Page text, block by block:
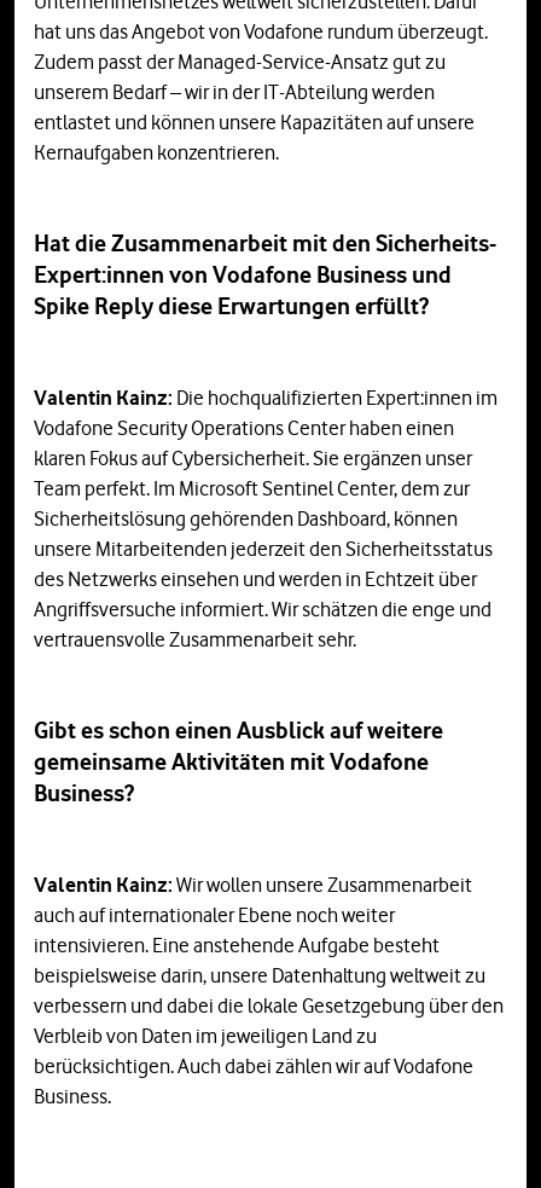
hat uns das Angebot von Vodafone rundum überzeugt.
Zudem passt der Managed-Service-Ansatz gut zu
unserem Bedarf – wir in der IT-Abteilung werden
entlastet und können unsere Kapazitäten auf unsere
Kernaufgaben konzentrieren.
Hat die Zusammenarbeit mit den Sicherheits-
Expert:innen von Vodafone Business und
Spike Reply diese Erwartungen erfüllt?
Valentin Kainz: Die hochqualifizierten Expert:innen im
Vodafone Security Operations Center haben einen
klaren Fokus auf Cybersicherheit. Sie ergänzen unser
Team perfekt. Im Microsoft Sentinel Center, dem zur
Sicherheitslösung gehörenden Dashboard, können
unsere Mitarbeitenden jederzeit den Sicherheitsstatus
des Netzwerks einsehen und werden in Echtzeit über
Angriffsversuche informiert. Wir schätzen die enge und
vertrauensvolle Zusammenarbeit sehr.
Gibt es schon einen Ausblick auf weitere
gemeinsame Aktivitäten mit Vodafone
Business?
Valentin Kainz: Wir wollen unsere Zusammenarbeit
auch auf internationaler Ebene noch weiter
intensivieren. Eine anstehende Aufgabe besteht
beispielsweise darin, unsere Datenhaltung weltweit zu
verbessern und dabei die lokale Gesetzgebung über den
Verbleib von Daten im jeweiligen Land zu
berücksichtigen. Auch dabei zählen wir auf Vodafone
Business.